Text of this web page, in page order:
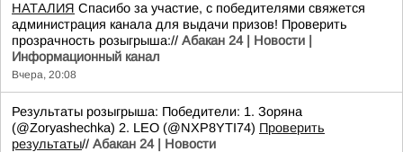
НАТАЛИЯ Спасибо за участие, с победителями свяжется
администрация канала для выдачи призов! Проверить
прозрачность розыгрыша:// Абакан 24 | Новости |
Информационный канал
Вчера, 20:08
Результаты розыгрыша: Победители: 1. Зоряна
(@Zoryashechka) 2. LEO (@NXP8YTI74) Проверить
результаты// Абакан 24 | Новости